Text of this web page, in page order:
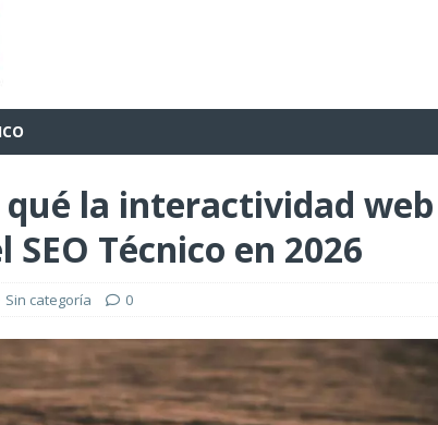
qué la interactividad web
Técnico en 2026
Sin categoría 0